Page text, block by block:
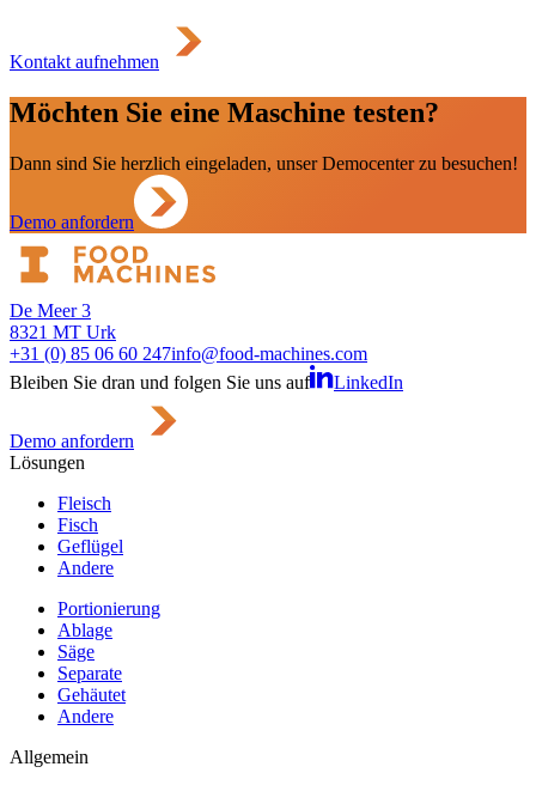
Kontakt aufnehmen
Möchten Sie eine Maschine testen?
Dann sind Sie herzlich eingeladen, unser Democenter zu besuchen!
Demo anfordern
De Meer 3
8321 MT Urk
+31 (0) 85 06 60 247info@food-machines.com
Bleiben Sie dran und folgen Sie uns auf
LinkedIn
Demo anfordern
Lösungen
Fleisch
Fisch
Geflügel
Andere
Portionierung
Ablage
Säge
Separate
Gehäutet
Andere
Allgemein